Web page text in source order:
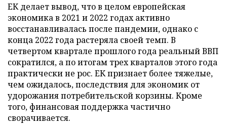
ЕК делает вывод, что в целом европейская
экономика в 2021 и 2022 годах активно
восстанавливалась после пандемии, однако с
конца 2022 года растеряла своей темп. В
четвертом квартале прошлого года реальный ВВП
сократился, а по итогам трех кварталов этого года
практически не рос. ЕК признает более тяжелые,
чем ожидалось, последствия для экономик от
удорожания потребительской корзины. Кроме
того, финансовая поддержка частично
сворачивается.